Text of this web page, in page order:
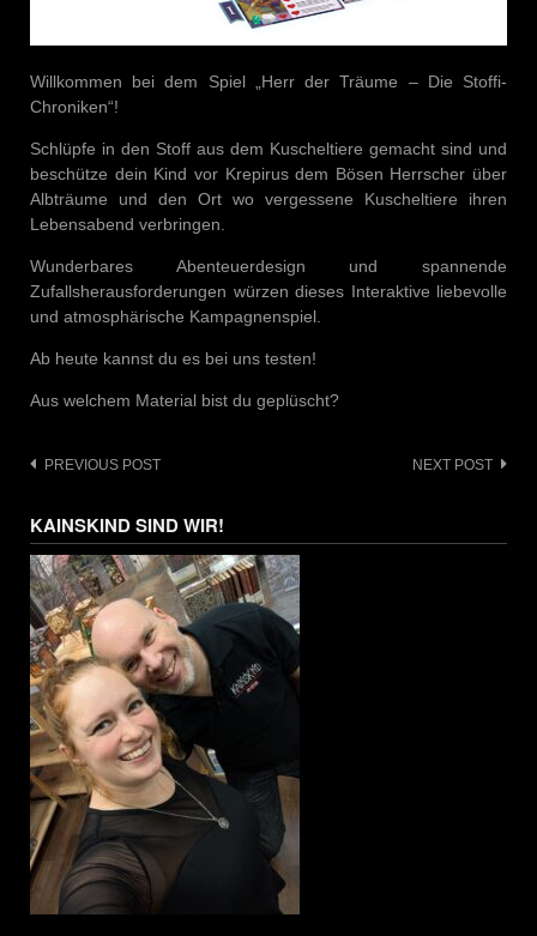
Willkommen bei dem Spiel „Herr der Träume – Die Stoffi-
Chroniken“!
Schlüpfe in den Stoff aus dem Kuscheltiere gemacht sind und
beschütze dein Kind vor Krepirus dem Bösen Herrscher über
Albträume und den Ort wo vergessene Kuscheltiere ihren
Lebensabend verbringen.
Wunderbares Abenteuerdesign und spannende
Zufallsherausforderungen würzen dieses Interaktive liebevolle
und atmosphärische Kampagnenspiel.
Ab heute kannst du es bei uns testen!
Aus welchem Material bist du geplüscht?
Post
PREVIOUS POST NEXT POST
KAINSKIND SIND WIR!